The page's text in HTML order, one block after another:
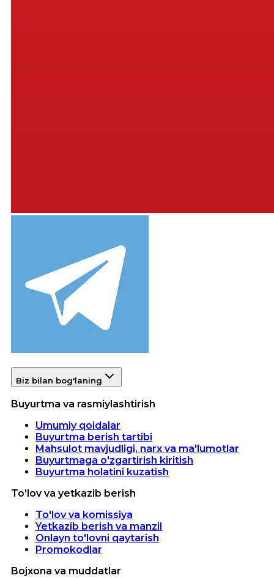
Biz bilan bog'laning
Buyurtma va rasmiylashtirish
Umumiy qoidalar
Buyurtma berish tartibi
Mahsulot mavjudligi, narx va ma'lumotlar
Buyurtmaga o'zgartirish kiritish
Buyurtma holatini kuzatish
To'lov va yetkazib berish
To'lov va komissiya
Yetkazib berish va manzil
Onlayn to'lovni qaytarish
Promokodlar
Bojxona va muddatlar